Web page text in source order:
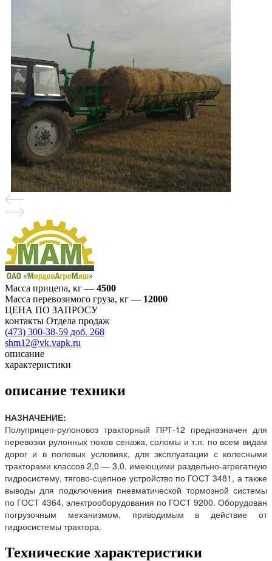
Масса прицепа, кг — 4500
Масса перевозимого груза, кг — 12000
ЦЕНА ПО ЗАПРОСУ
контакты Отдела продаж
(473) 300-38-59 доб. 268
shm12@vk.vapk.ru
описание
характеристики
описание техники
НАЗНАЧЕНИЕ:
Полуприцеп-рулоновоз тракторный ПРТ-12 предназначен для
перевозки рулонных тюков сенажа, соломы и т.п. по всем видам
дорог и в полевых условиях, для эксплуатации с колесными
тракторами классов 2,0 — 3,0, имеющими раздельно-агрегатную
гидросистему, тягово-сцепное устройство по ГОСТ 3481, а также
выводы для подключения пневматической тормозной системы
по ГОСТ 4364, электрооборудования по ГОСТ 9200. Оборудован
погрузочным механизмом, приводимым в действие от
гидросистемы трактора.
Технические характеристики